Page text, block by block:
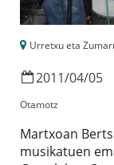
Urretxu eta
2011/04/05
Otamotz
Martxoan
musikatuen